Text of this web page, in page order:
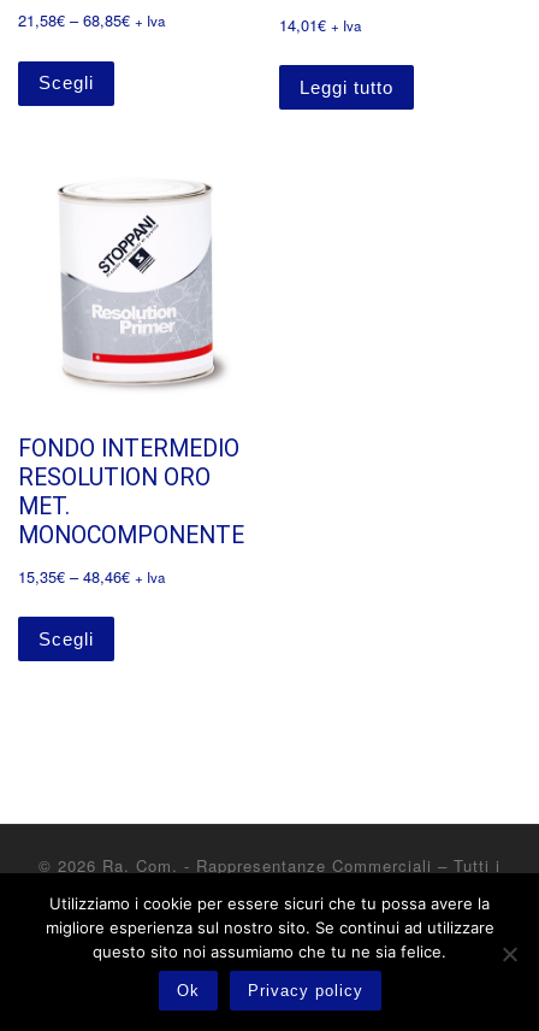
21,58€ –68,85€ + Iva
Scegli
14,01€ + Iva
Leggi tutto
FONDO INTERMEDIO
RESOLUTION ORO
MET.
MONOCOMPONENTE
15,35€ –48,46€ + Iva
Scegli
© 2026 Ra. Com. - Rappresentanze Commerciali – Tutti i
Powered byWP– Designed con il tema Customizr
Utilizziamo i cookie per essere sicuri che tu possa avere la
migliore esperienza sul nostro sito. Se continui ad utilizzare
questo sito noi assumiamo che tu ne sia felice.
Ok Privacy policy